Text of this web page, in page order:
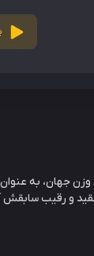
وزن جهان، به
و رقیب سابقش